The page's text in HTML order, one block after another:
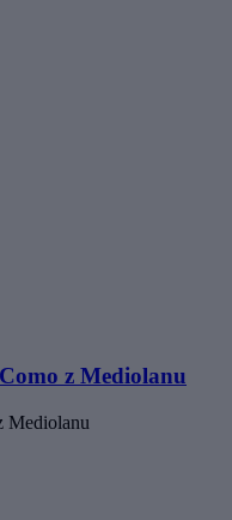
z Mediolanu
Mediolanu